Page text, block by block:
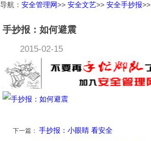
导航： 安全管理网>> 安全文艺>> 安全手抄报>>
手抄报：如何避震
2015-02-15
下一篇： 手抄报：小眼睛 看安全